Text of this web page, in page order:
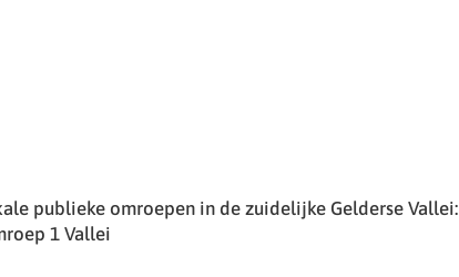
publieke omroepen in de zuidelijke Gelderse Vallei:
1 Vallei